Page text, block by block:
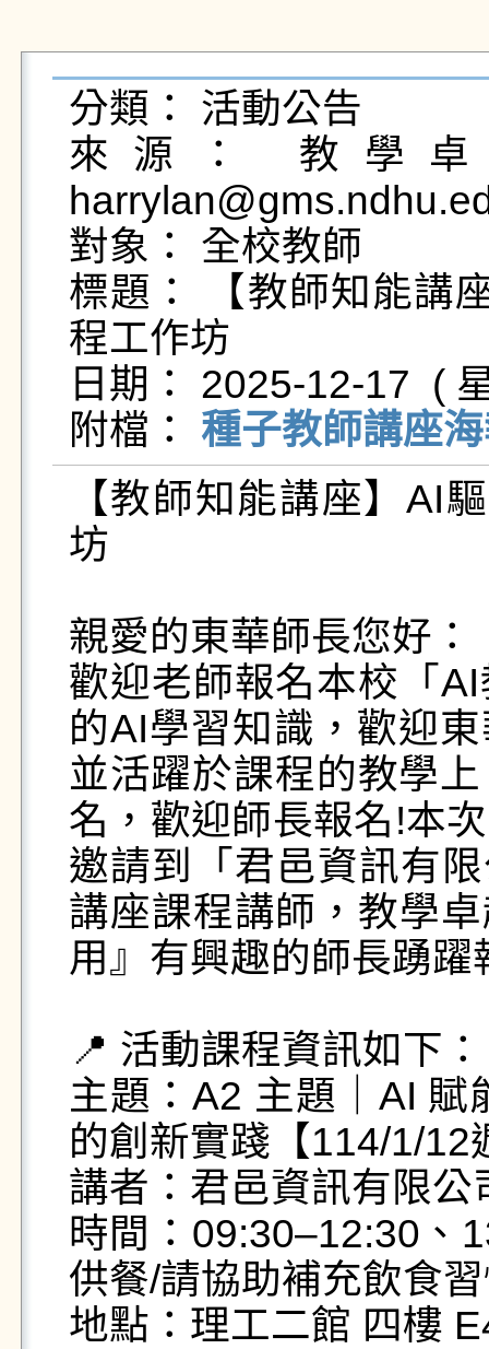
分類： 活動公告
來源： 教學
對象： 全校教師
標題： 【教師知能講
程工作坊
日期： 2025-12-17  (
附檔： 種子教師講座
【教師知能講座】AI
坊
親愛的東華師長您好：
歡迎老師報名本校「
的AI學習知識，歡迎
並活躍於課程的教學
名，歡迎師長報名!本
邀請到「君邑資訊有
講座課程講師，教學
用』有興趣的師長踴躍
📍 活動課程資訊如下：
主題：A2 主題｜AI
的創新實踐【114/1/
講者：君邑資訊有限
時間：09:30–12:30、
供餐/請協助補充飲食
地點：理工二館 四樓